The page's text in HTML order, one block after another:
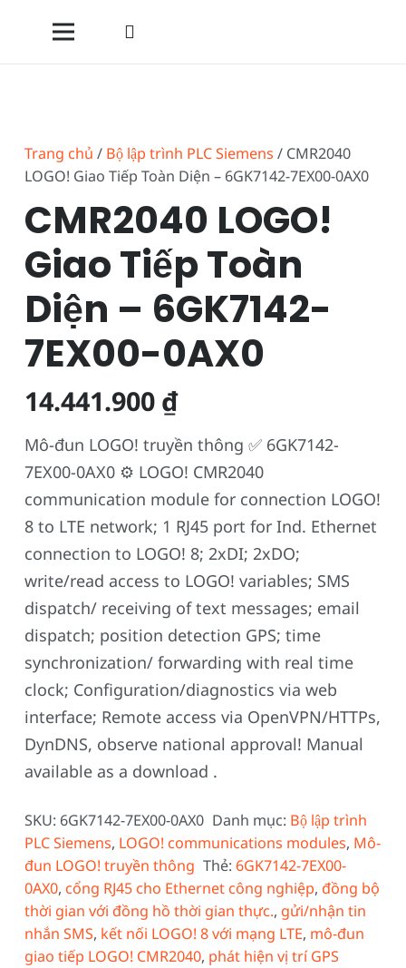
Trang chủ / Bộ lập trình PLC Siemens / CMR2040
LOGO! Giao Tiếp Toàn Diện – 6GK7142-7EX00-0AX0
CMR2040 LOGO!
Giao Tiếp Toàn
Diện – 6GK7142-
7EX00-0AX0
14.441.900 ₫
Mô-đun LOGO! truyền thông ✅ 6GK7142-
7EX00-0AX0 ⚙️ LOGO! CMR2040
communication module for connection LOGO!
8 to LTE network; 1 RJ45 port for Ind. Ethernet
connection to LOGO! 8; 2xDI; 2xDO;
write/read access to LOGO! variables; SMS
dispatch/ receiving of text messages; email
dispatch; position detection GPS; time
synchronization/ forwarding with real time
clock; Configuration/diagnostics via web
interface; Remote access via OpenVPN/HTTPs,
DynDNS, observe national approval! Manual
available as a download .
SKU: 6GK7142-7EX00-0AX0 Danh mục: Bộ lập trình
PLC Siemens, LOGO! communications modules, Mô-
đun LOGO! truyền thông Thẻ: 6GK7142-7EX00-
0AX0, cổng RJ45 cho Ethernet công nghiệp, đồng bộ
thời gian với đồng hồ thời gian thực., gửi/nhận tin
nhắn SMS, kết nối LOGO! 8 với mạng LTE, mô-đun
giao tiếp LOGO! CMR2040, phát hiện vị trí GPS